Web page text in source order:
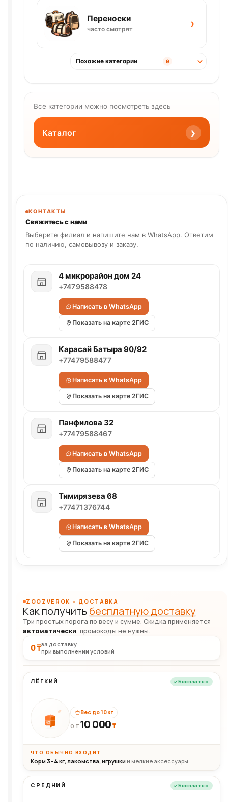
Переноски
часто смотрят ›
Похожие категории 9
Все категории можно посмотреть здесь
Каталог ›
КОНТАКТЫ
Свяжитесь с нами
Выберите филиал и напишите нам в WhatsApp. Ответим
по наличию, самовывозу и заказу.
4 микрорайон дом 24
+7479588478
Написать в WhatsApp
Показать на карте 2ГИС
Карасай Батыра 90/92
+77479588477
Написать в WhatsApp
Показать на карте 2ГИС
Панфилова 32
+77479588467
Написать в WhatsApp
Показать на карте 2ГИС
Тимирязева 68
+77471376744
Написать в WhatsApp
Показать на карте 2ГИС
ZOOZVEROK • ДОСТАВКА
Как получитьбесплатную доставку
Три простых порога по весу и сумме. Скидка применяется
автоматически, промокоды не нужны.
0 ₸за доставку
при выполнении условий
ЛЁГКИЙ Бесплатно
10кг
Вес до 10 кг
ОТ 10 000₸
ЧТО ОБЫЧНО ВХОДИТ
Корм 3–4 кг, лакомства, игрушки и мелкие аксессуары
СРЕДНИЙ Бесплатно